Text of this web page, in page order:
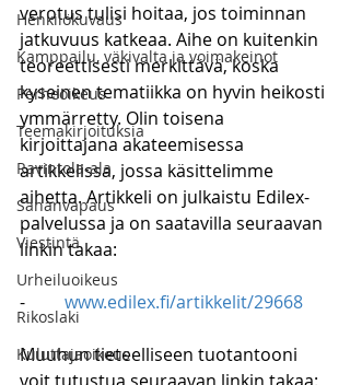
Henkilökuvaus
Kamppailu, väkivalta ja voimakeinot
Perheoikeus
Teemakirjoituksia
Ravintola-ala
Sananvapaus
Viestintä
Urheiluoikeus
Rikoslaki
Kuluttajaoikeus
verotus tulisi hoitaa, jos toiminnan
jatkuvuus katkeaa. Aihe on kuitenkin
teoreettisesti merkittävä, koska
kyseinen tematiikka on hyvin heikosti
ymmärretty. Olin toisena
kirjoittajana akateemisessa
artikkelissa, jossa käsittelimme
aihetta. Artikkeli on julkaistu Edilex-
palvelussa ja on saatavilla seuraavan
linkin takaa:
- www.edilex.fi/artikkelit/29668
Muuhun tieteelliseen tuotantooni